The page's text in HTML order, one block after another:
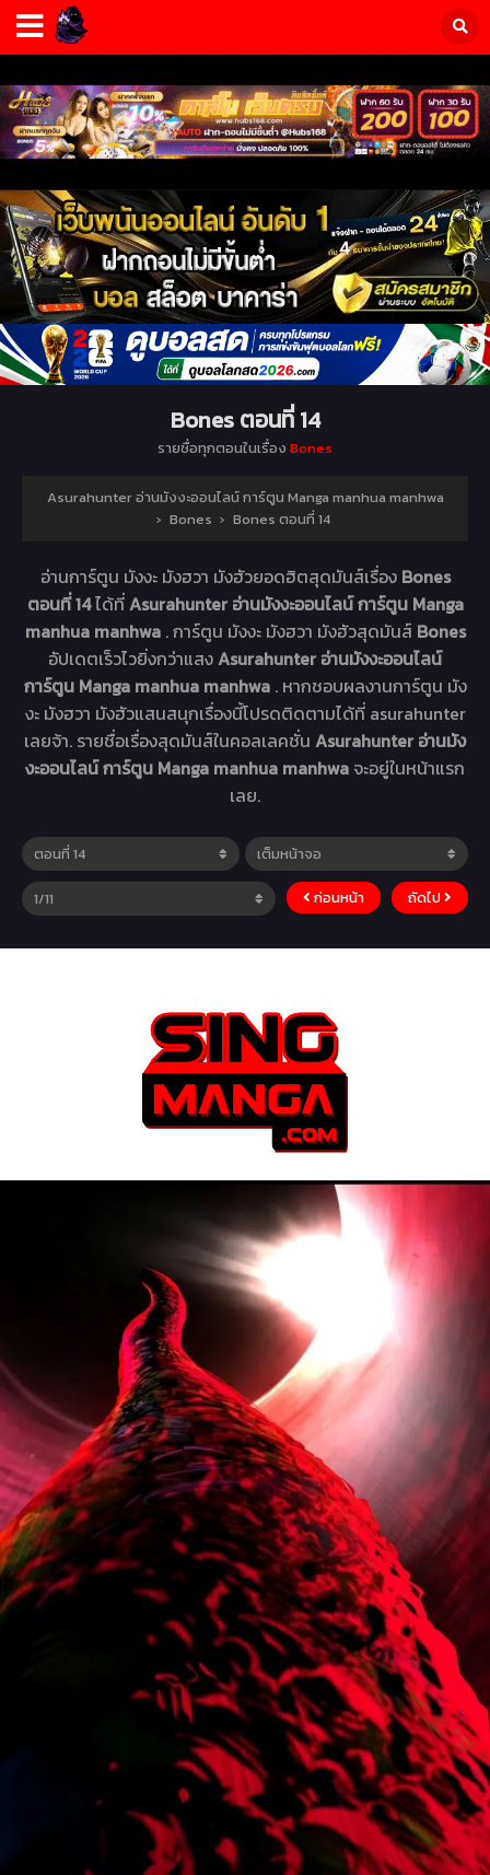
Bones ตอนที่ 14
รายชื่อทุกตอนในเรื่อง Bones
Asurahunter อ่านมังงะออนไลน์ การ์ตูน Manga manhua manhwa
› Bones › Bones ตอนที่ 14
อ่านการ์ตูน มังงะ มังฮวา มังฮัวยอดฮิตสุดมันส์เรื่อง Bones
ตอนที่ 14ได้ที่Asurahunter อ่านมังงะออนไลน์ การ์ตูน Manga
manhua manhwa . การ์ตูน มังงะ มังฮวา มังฮัวสุดมันส์ Bones
อัปเดตเร็วไวยิ่งกว่าแสงAsurahunter อ่านมังงะออนไลน์
การ์ตูน Manga manhua manhwa . หากชอบผลงานการ์ตูน มัง
งะ มังฮวา มังฮัวแสนสนุกเรื่องนี้โปรดติดตามได้ที่ asurahunter
เลยจ้า. รายชื่อเรื่องสุดมันส์ในคอลเลคชั่น Asurahunter อ่านมัง
งะออนไลน์ การ์ตูน Manga manhua manhwa จะอยู่ในหน้าแรก
เลย.
ก่อนหน้า ถัดไป